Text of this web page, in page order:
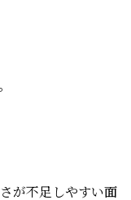
が不足しやすい面